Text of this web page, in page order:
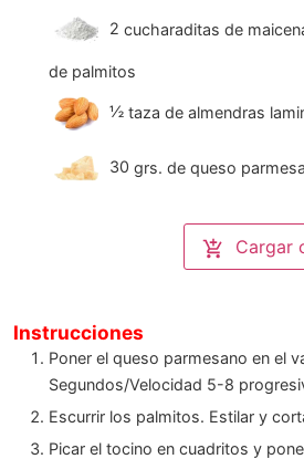
2 cucharaditas de
de palmitos
½ taza de almendras
30 grs. de queso
Cargar
Instrucciones
Poner el queso parmesano en el
Segundos/Velocidad 5-8
Escurrir los palmitos. Estilar y
Picar el tocino en cuadritos y